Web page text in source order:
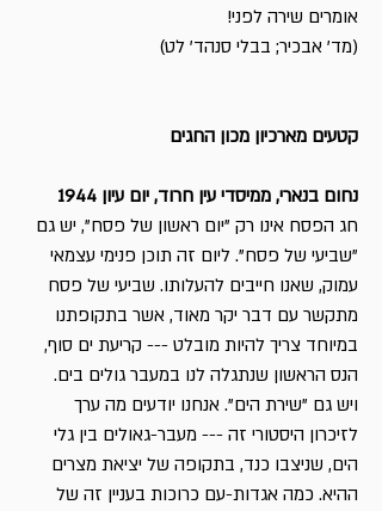
אומרים שירה לפני!
(מד' אבכיר; בבלי סנהד' לט)
קטעים מארכיון מכון החגים
נחום בנארי, ממיסדי עין חרוד, יום עיון 1944
חג הפסח אינו רק "יום ראשון של פסח", יש גם
"שביעי של פסח". ליום זה תוכן פנימי עצמאי
עמוק, שאנו חייבים להעלותו. שביעי של פסח
מתקשר עם דבר יקר מאוד, אשר בתקופתנו
במיוחד צריך להיות מובלט --- קריעת ים סוף,
הנס הראשון שנתגלה לנו במעבר גולים בים.
ויש גם "שירת הים". אנחנו יודעים מה ערך
לזיכרון היסטורי זה --- מעבר-גאולים בין גלי
הים, שניצבו כנד, בתקופה של יציאת מצרים
ההיא. כמה אגדות-עם כרוכות בעניין זה של